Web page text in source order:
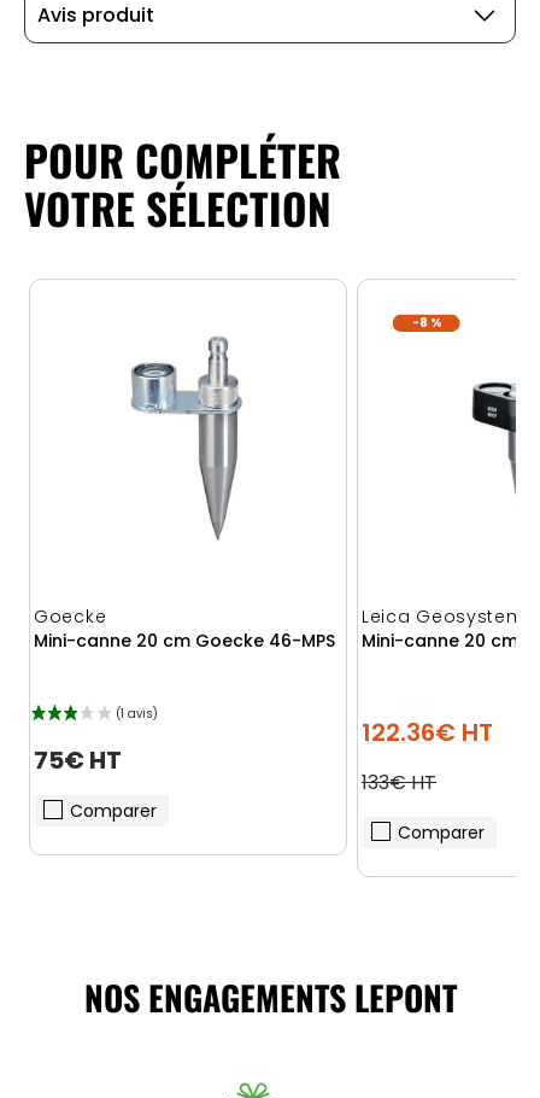
Avis produit
POUR COMPLÉTER
VOTRE SÉLECTION
Goecke
Mini-canne 20 cm Goecke 46-MPS
75€ HT
Comparer
-8 %
Leica Geosystems
Mini-canne 20 cm
122.36€ HT
133€ HT
Comparer
NOS ENGAGEMENTS LEPONT